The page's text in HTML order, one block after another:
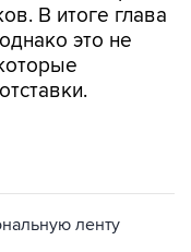
В итоге глава
это не
ленту